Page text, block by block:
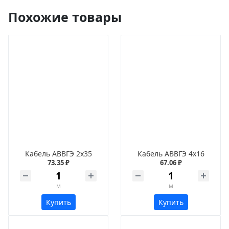
Похожие товары
Кабель АВВГЭ 2х35
73.35 ₽
м
Купить
Кабель АВВГЭ 4х16
67.06 ₽
м
Купить